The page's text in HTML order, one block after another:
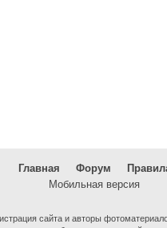
Главная Форум
Мобильная версия
сайта и авторы